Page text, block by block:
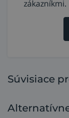
zákazníkmi.
Súvisiace